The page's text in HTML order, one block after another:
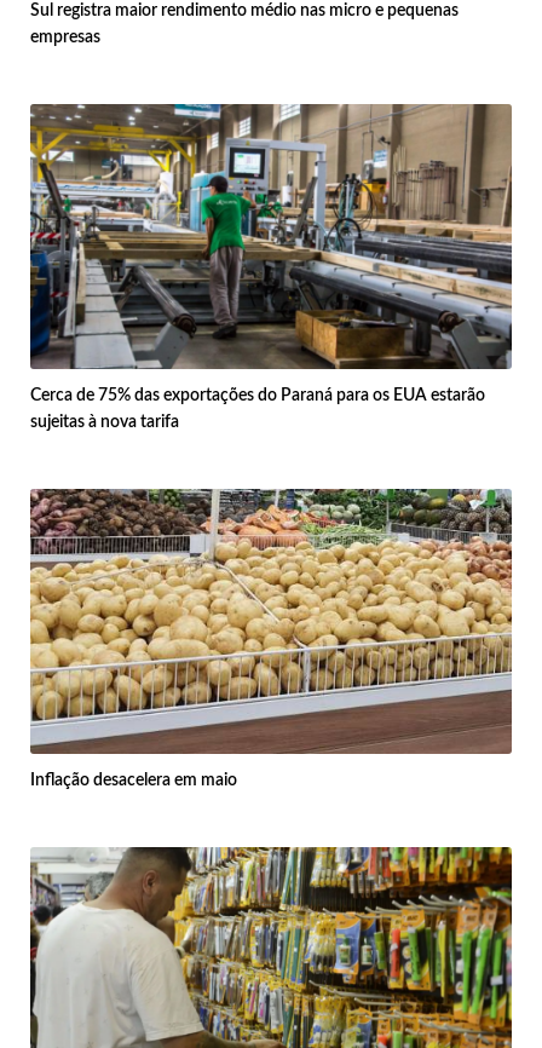
Sul registra maior rendimento médio nas micro e pequenas
empresas
Cerca de 75% das exportações do Paraná para os EUA estarão
sujeitas à nova tarifa
Inflação desacelera em maio